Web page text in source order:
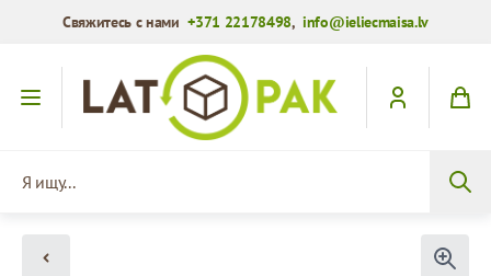
Свяжитесь с нами+371 22178498,info@ieliecmaisa.lv
Перейти к содержимому